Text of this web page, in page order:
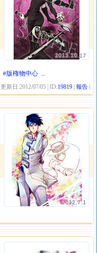
2013.10.17
#版権物中心 ...
| 更新日:2012/07/05 | ID:19819 |報告
2012.7.1